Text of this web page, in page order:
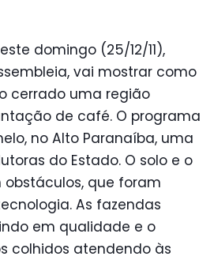
domingo (25/12/11),
vai mostrar como
cerrado uma região
de café. O programa
no Alto Paranaíba, uma
do Estado. O solo e o
que foram
As fazendas
em qualidade e o
colhidos atendendo às